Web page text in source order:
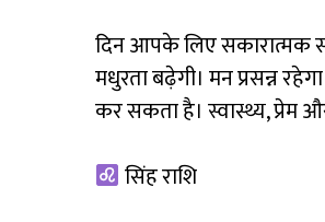
दिन आपके लिए सकारात्मक
मधुरता बढ़ेगी। मन प्रसन्न
कर सकता है। स्वास्थ्य, प्रेम
सिंह राशि